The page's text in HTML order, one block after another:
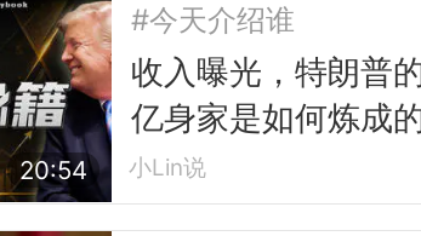
20:54
#今天介绍谁
收入曝光，特朗普
亿身家是如何炼成
小Lin说